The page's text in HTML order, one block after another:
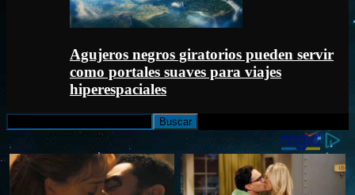
Agujeros negros giratorios pueden servir
como portales suaves para viajes
hiperespaciales